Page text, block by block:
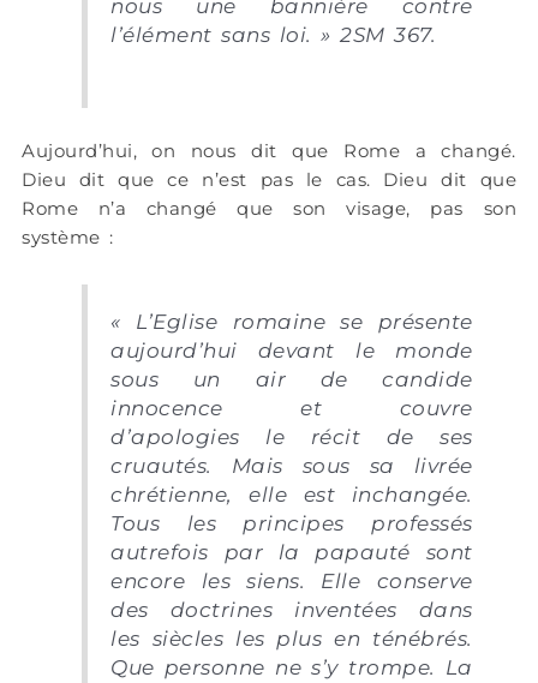
nous une bannière contre
l’élément sans loi. » 2SM 367.
Aujourd’hui, on nous dit que Rome a changé.
Dieu dit que ce n’est pas le cas. Dieu dit que
Rome n’a changé que son visage, pas son
système :
« L’Eglise romaine se présente
aujourd’hui devant le monde
sous un air de candide
innocence et couvre
d’apologies le récit de ses
cruautés. Mais sous sa livrée
chrétienne, elle est inchangée.
Tous les principes professés
autrefois par la papauté sont
encore les siens. Elle conserve
des doctrines inventées dans
les siècles les plus en ténébrés.
Que personne ne s’y trompe. La